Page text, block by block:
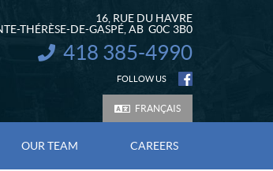
16, RUE DU HAVRE
THÉRÈSE-DE-GASPÉ , AB G0C 3B0
INFORMATION:
418 385-4990
FOLLOW US
FRANÇAIS
OUR TEAM CAREERS